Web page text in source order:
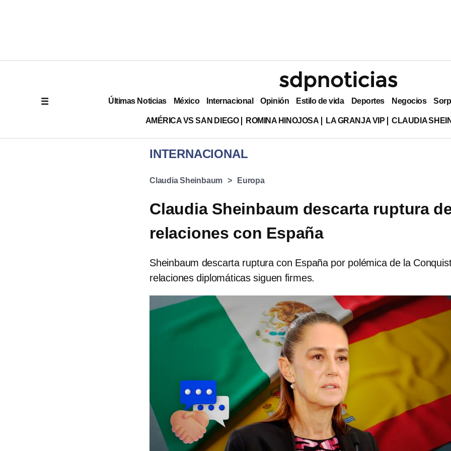
Últimas Noticias México Internacional Opinión Estilo de vida Deportes Negocios
AMÉRICA VS SAN DIEGO ROMINA HINOJOSA LA GRANJA VIP CLAUDIA
INTERNACIONAL
Claudia Sheinbaum Europa
Claudia Sheinbaum descarta ruptura
relaciones con España
Sheinbaum descarta ruptura con España por polémica de la
relaciones diplomáticas siguen firmes.